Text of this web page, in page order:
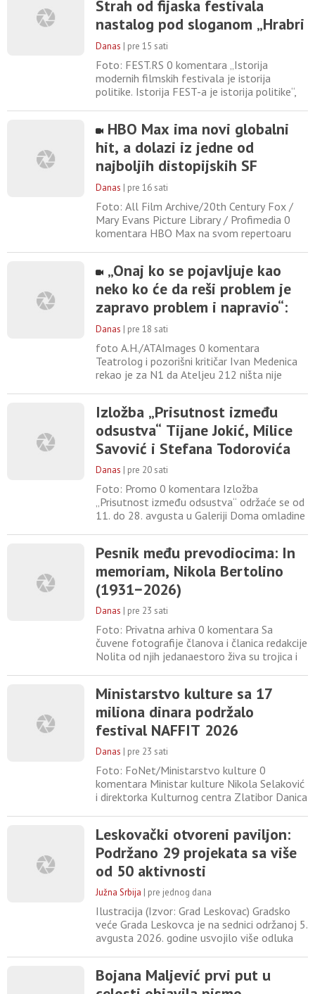
kulturu na našim prostorima vidljiv i danas,
slažu se i naši sagovornici. Slobodan
Vujanović Fridom
Strah od fijaska festivala
nastalog pod sloganom „Hrabri
novi svet“
Danas | pre 15 sati
Foto: FEST.RS 0 komentara „Istorija
modernih filmskih festivala je istorija
politike. Istorija FEST-a je istorija politike“,
svom Fejsbuk nalogu, reagujući na izjavu
Dragana Jeličića, selektora predstojećeg
izdanja FEST-a, koji insistira na tome da
festival bude
HBO Max ima novi globalni
hit, a dolazi iz jedne od
najboljih distopijskih SF
filmskih franšiza
Danas | pre 16 sati
Foto: All Film Archive/20th Century Fox /
Mary Evans Picture Library / Profimedia 0
komentara HBO Max na svom repertoaru
danas. Naučna fantastika oduvek je bila
jedan od najpopularnijih žanrova, iz kog su
proistekle neke od najvećih filmskih franšiza
svih vremena
„Onaj ko se pojavljuje kao
neko ko će da reši problem je
zapravo problem i napravio“:
Ivan Medenica o dolasku
Ljubiše Ristića na čelo Ateljea
212
Danas | pre 18 sati
foto A.H./ATAImages 0 komentara
Teatrolog i pozorišni kritičar Ivan Medenica
rekao je za N1 da Ateljeu 212 ništa nije
da reši problem je zapravo problem i
napravio“, naveo je. Prethodno,
novopostavljeni v.d. direktora Ateljea Ljubiša
Ristić izjavio je da je od njega
Izložba „Prisutnost između
odsustva“ Tijane Jokić, Milice
Savović i Stefana Todorovića
Danas | pre 20 sati
Foto: Promo 0 komentara Izložba
„Prisutnost između odsustva“ održaće se od
11. do 28. avgusta u Galeriji Doma omladine
odsustva“ kroz kolaborativne i samostalne
skulpture tri autora preispituje poziciju
umetnika i isprepletenu mrežu unutrašnjeg i
realnog prostora u
Pesnik među prevodiocima: In
memoriam, Nikola Bertolino
(1931−2026)
Danas | pre 23 sati
Foto: Privatna arhiva 0 komentara Sa
čuvene fotografije članova i članica redakcije
Nolita od njih jedanaestoro živa su trojica i
dragih ljudi koje sam poznavao a sa nekima
se i intenzivno družio u jednom periodu svog
života. Miri Stefanović i Milici Nikolić pre
Ministarstvo kulture sa 17
miliona dinara podržalo
festival NAFFIT 2026
Danas | pre 23 sati
Foto: FoNet/Ministarstvo kulture 0
komentara Ministar kulture Nikola Selaković
i direktorka Kulturnog centra Zlatibor Danica
sufinansirati treći Nacionalni festival filma i
televizije NAFFIT 2026, saopšteno je iz
ministarstva. Selaković je rekao da je
NAFFIT prvi
Leskovački otvoreni paviljon:
Podržano 29 projekata sa više
od 50 aktivnosti
Južna Srbija | pre jednog dana
Ilustracija (Izvor: Grad Leskovac) Gradsko
veće Grada Leskovca je na sednici održanoj 5.
avgusta 2026. godine usvojilo više odluka
„Prestonica kulture Srbije 2026“, koji Grad
Leskovac sprovodi kroz projekat „Leskovački
Bojana Maljević prvi put u